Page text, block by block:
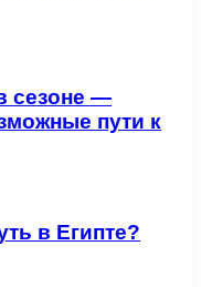
сезоне —
пути к
в Египте?